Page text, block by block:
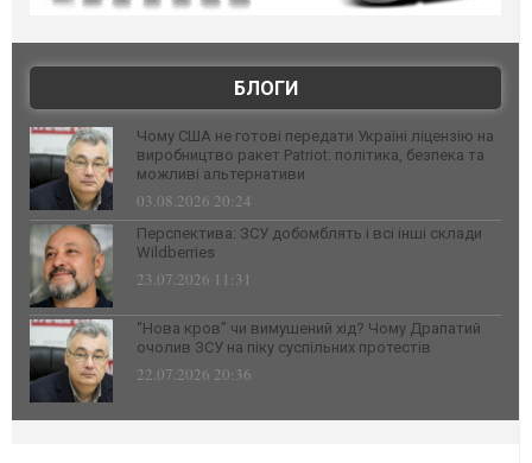
БЛОГИ
Чому США не готові передати Україні ліцензію на
виробництво ракет Patriot: політика, безпека та
можливі альтернативи
03.08.2026 20:24
Перспектива: ЗСУ добомблять і всі інші склади
Wildberries
23.07.2026 11:31
“Нова кров” чи вимушений хід? Чому Драпатий
очолив ЗСУ на піку суспільних протестів
22.07.2026 20:36